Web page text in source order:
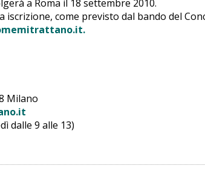
a Roma il 18 settembre 2010.
come previsto dal bando del
Milano
dalle 9 alle 13)